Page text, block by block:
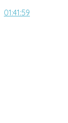
01:41:59